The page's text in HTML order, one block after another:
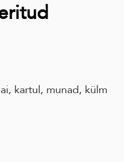
kartul, munad, külm